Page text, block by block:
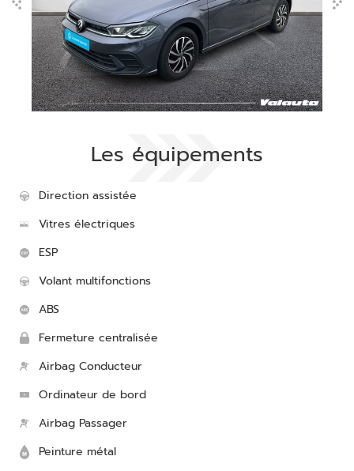
Les équipements
Direction assistée
Vitres électriques
ESP
Volant multifonctions
ABS
Fermeture centralisée
Airbag Conducteur
Ordinateur de bord
Airbag Passager
Peinture métal